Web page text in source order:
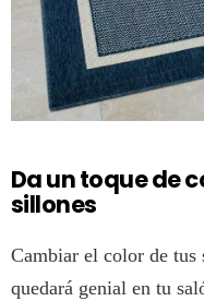
Da un toque de
sillones
Cambiar el color de tus
quedará genial en tu